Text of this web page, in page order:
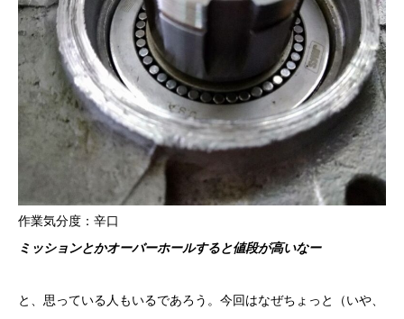
作業気分度：辛口
ミッションとかオーバーホールすると値段が高いなー
と、思っている人もいるであろう。今回はなぜちょっと（いや、